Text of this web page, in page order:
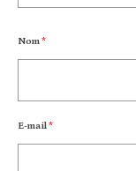
Nom*
E-mail*